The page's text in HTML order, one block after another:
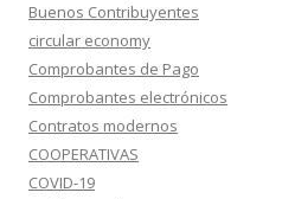
Buenos Contribuyentes
circular economy
Comprobantes de Pago
Comprobantes electrónicos
Contratos modernos
COOPERATIVAS
COVID-19